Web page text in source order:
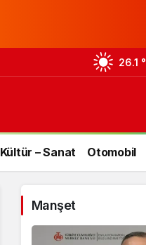
26.1 °
Kültür – Sanat Otomobil
Manşet